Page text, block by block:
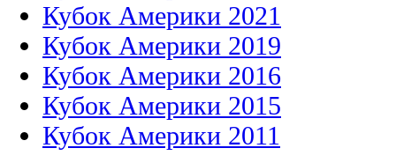
Кубок Америки 2021
Кубок Америки 2019
Кубок Америки 2016
Кубок Америки 2015
Кубок Америки 2011